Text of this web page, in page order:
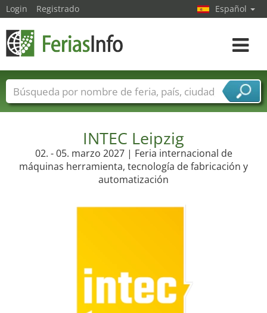
INTEC Leipzig
02. - 05. marzo 2027 | Feria internacional de
máquinas herramienta, tecnología de fabricación y
automatización
Login Registrado Español
toggle
Nombres de ferias Países
Ciudades
Sectores de proveedor de servicios